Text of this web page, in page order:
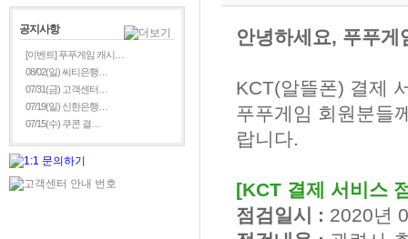
공지사항
[이벤트] 푸푸게임 캐시…
08/02(일) 씨티은행…
07/31(금) 고객센터…
07/19(일) 신한은행…
07/15(수) 쿠콘 결…
안녕하세요, 푸푸게
KCT(알뜰폰) 결제
푸푸게임 회원분들
랍니다.
[KCT 결제 서비스
점검일시 : 2020년